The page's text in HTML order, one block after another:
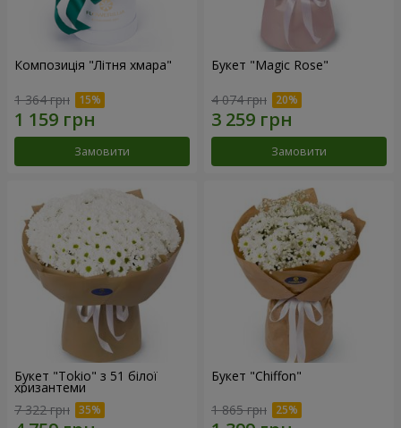
Композиція "Літня хмара"
1 364 грн
Замовити
Букет "Magic Rose"
4 074 грн
Замовити
Букет "Tokio" з 51 білої
хризантеми
7 322 грн
Букет "Chiffon"
1 865 грн